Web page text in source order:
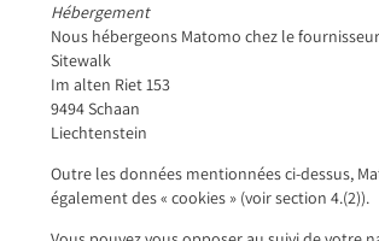
Hébergement
Nous hébergeons Matomo chez le
Sitewalk
Im alten Riet 153
9494 Schaan
Liechtenstein
Outre les données mentionnées ci-dessus,
également des « cookies » (voir section 4.(2)).